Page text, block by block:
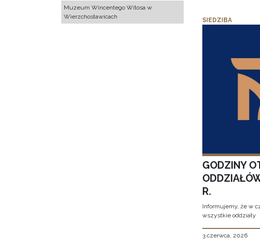
Muzeum Wincentego Witosa w
Wierzchosławicach
SIEDZIBA
GODZINY
R.
Informujemy, że w
wszystkie oddziały
3 czerwca, 2026